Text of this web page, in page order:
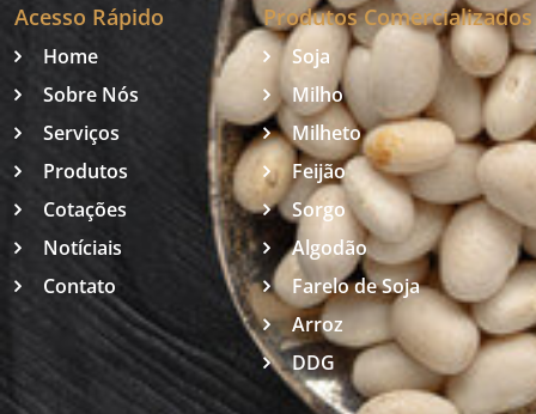
Acesso Rápido
Home
Sobre Nós
Serviços
Produtos
Cotações
Notíciais
Contato
Produtos Comercializados
Soja
Milho
Milheto
Feijão
Sorgo
Algodão
Farelo de Soja
Arroz
DDG